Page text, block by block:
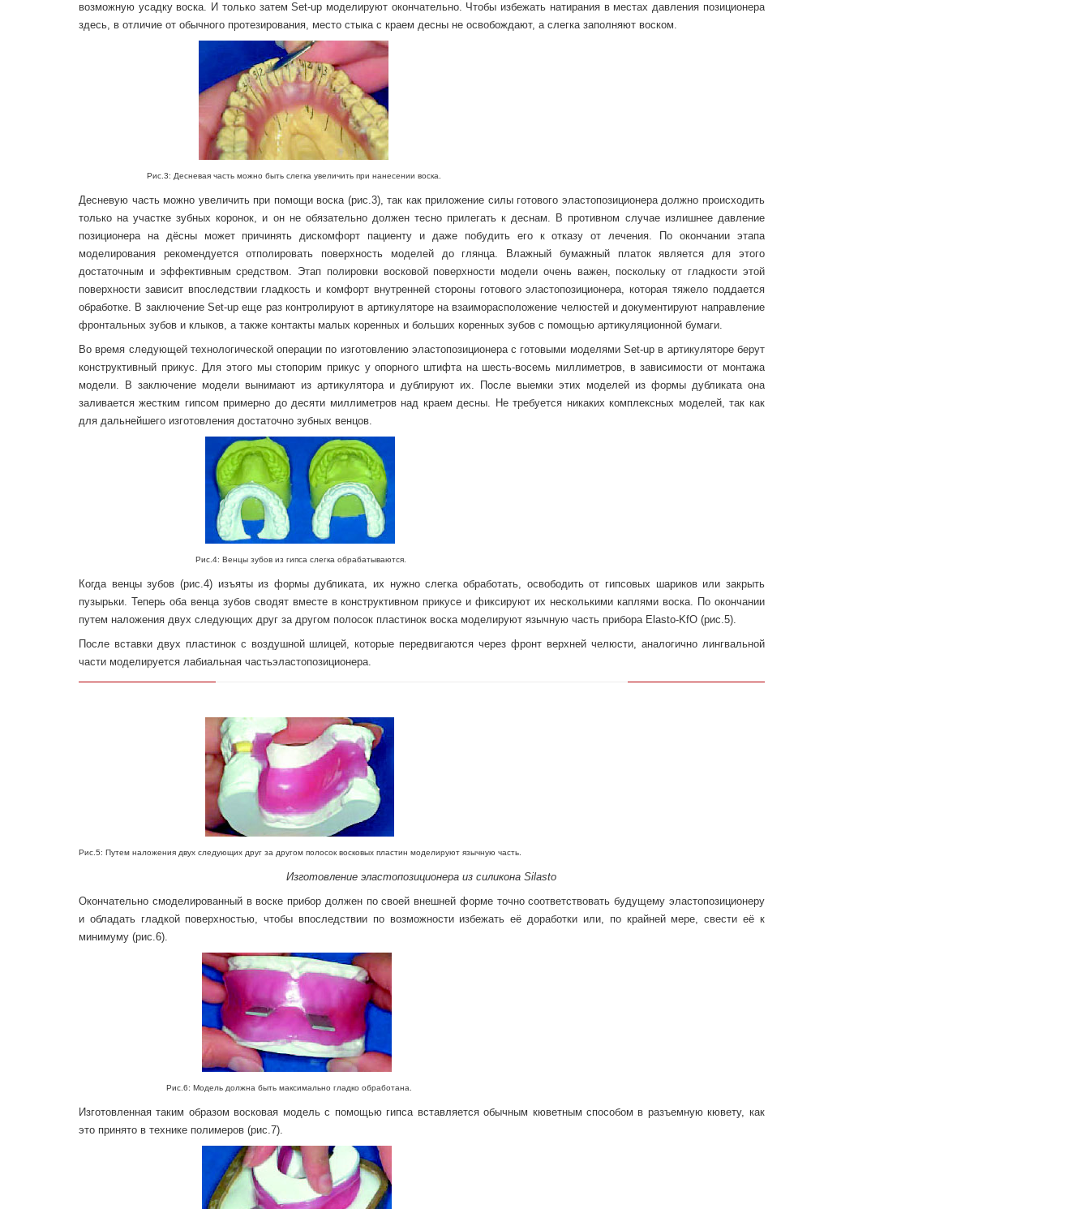
возможную усадку воска. И только затем Set-up моделируют окончательно. Чтобы избежать натирания в местах давления позиционера
здесь, в отличие от обычного протезирования, место стыка с краем десны не освобождают, а слегка заполняют воском.
Рис.3: Десневая часть можно быть слегка увеличить при нанесении воска.
Десневую часть можно увеличить при помощи воска (рис.3), так как приложение силы готового эластопозиционера должно происходить
только на участке зубных коронок, и он не обязательно должен тесно прилегать к деснам. В противном случае излишнее давление
позиционера на дёсны может причинять дискомфорт пациенту и даже побудить его к отказу от лечения. По окончании этапа
моделирования рекомендуется отполировать поверхность моделей до глянца. Влажный бумажный платок является для этого
достаточным и эффективным средством. Этап полировки восковой поверхности модели очень важен, поскольку от гладкости этой
поверхности зависит впоследствии гладкость и комфорт внутренней стороны готового эластопозиционера, которая тяжело поддается
обработке. В заключение Set-up еще раз контролируют в артикуляторе на взаиморасположение челюстей и документируют направление
фронтальных зубов и клыков, а также контакты малых коренных и больших коренных зубов с помощью артикуляционной бумаги.
Во время следующей технологической операции по изготовлению эластопозиционера c готовыми моделями Set-up в артикуляторе берут
конструктивный прикус. Для этого мы стопорим прикус у опорного штифта на шесть-восемь миллиметров, в зависимости от монтажа
модели. В заключение модели вынимают из артикулятора и дублируют их. После выемки этих моделей из формы дубликата она
заливается жестким гипсом примерно до десяти миллиметров над краем десны. Не требуется никаких комплексных моделей, так как
для дальнейшего изготовления достаточно зубных венцов.
Рис.4: Венцы зубов из гипса слегка обрабатываются.
Когда венцы зубов (рис.4) изъяты из формы дубликата, их нужно слегка обработать, освободить от гипсовых шариков или закрыть
пузырьки. Теперь оба венца зубов сводят вместе в конструктивном прикусе и фиксируют их несколькими каплями воска. По окончании
путем наложения двух следующих друг за другом полосок пластинок воска моделируют язычную часть прибора Elasto-KfO (рис.5).
После вставки двух пластинок с воздушной шлицей, которые передвигаются через фронт верхней челюсти, аналогично лингвальной
части моделируется лабиальная частьэластопозиционера.
Рис.5: Путем наложения двух следующих друг за другом полосок восковых пластин моделируют язычную часть.
Изготовление эластопозиционера из силикона Silasto
Окончательно смоделированный в воске прибор должен по своей внешней форме точно соответствовать будущему эластопозиционеру
и обладать гладкой поверхностью, чтобы впоследствии по возможности избежать её доработки или, по крайней мере, свести её к
минимуму (рис.6).
Рис.6: Модель должна быть максимально гладко обработана.
Изготовленная таким образом восковая модель с помощью гипса вставляется обычным кюветным способом в разъемную кювету, как
это принято в технике полимеров (рис.7).